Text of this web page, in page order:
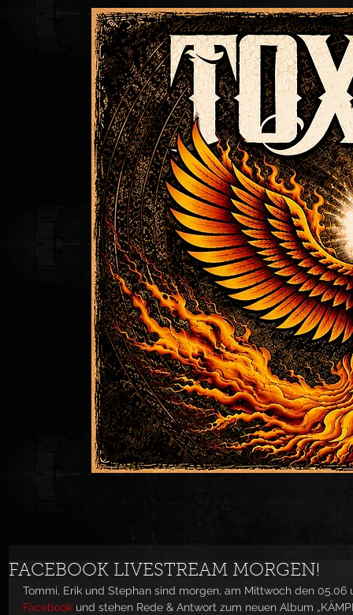
FACEBOOK LIVESTREAM MORGEN!
Tommi, Erik und Stephan sind morgen, am Mittwoch den
Facebook und stehen Rede & Antwort zum neuen Album